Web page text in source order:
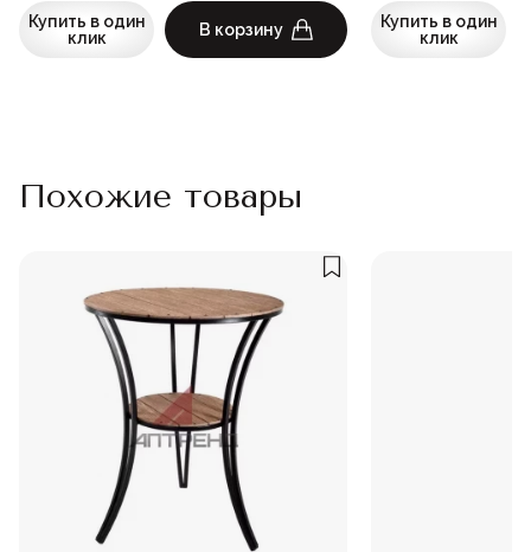
Купить в один
клик
В корзину
Купить в один
клик
Похожие товары